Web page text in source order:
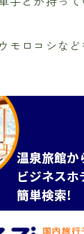
ロコシなど